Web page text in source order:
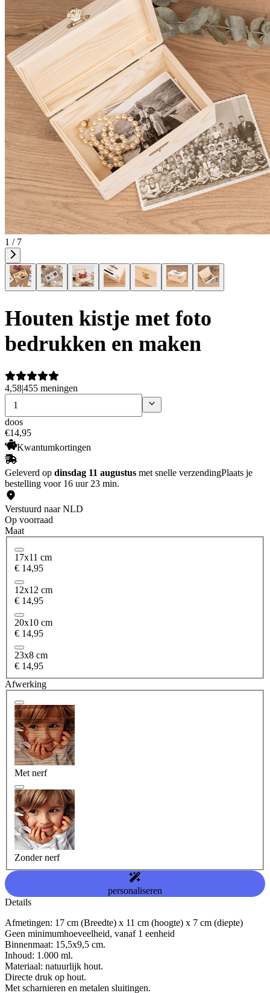
1 / 7
Houten kistje met foto
bedrukken en maken
4,58|455 meningen
doos
€14,95
Kwantumkortingen
Geleverd op dinsdag 11 augustus met snelle verzendingPlaats je
bestelling voor 16 uur 23 min.
Verstuurd naar NLD
Op voorraad
Maat
17x11 cm
€ 14,95
12x12 cm
€ 14,95
20x10 cm
€ 14,95
23x8 cm
€ 14,95
Afwerking
Met nerf
Zonder nerf
personaliseren
Details
Afmetingen: 17 cm (Breedte) x 11 cm (hoogte) x 7 cm (diepte)
Geen minimumhoeveelheid, vanaf 1 eenheid
Binnenmaat: 15,5x9,5 cm.
Inhoud: 1.000 ml.
Materiaal: natuurlijk hout.
Directe druk op hout.
Met scharnieren en metalen sluitingen.